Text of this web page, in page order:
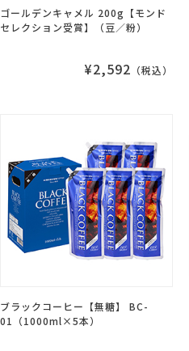
ゴールデンキャメル 200g【モンド
セレクション受賞】（豆／粉）
¥2,592 （税込）
ブラックコーヒー【無糖】 BC-
01（1000ml×5本）